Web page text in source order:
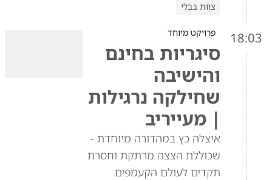
צוות בבלי
18:03 פרויקט מיוחד
סיגריות בחינם
והישיבה
שחילקה נרגילות
| מעייריב
איצלה כץ במהדורה מיוחדת -
שכוללת הצצה מרתקת וחסרת
תקדים לעולם הקעמפים